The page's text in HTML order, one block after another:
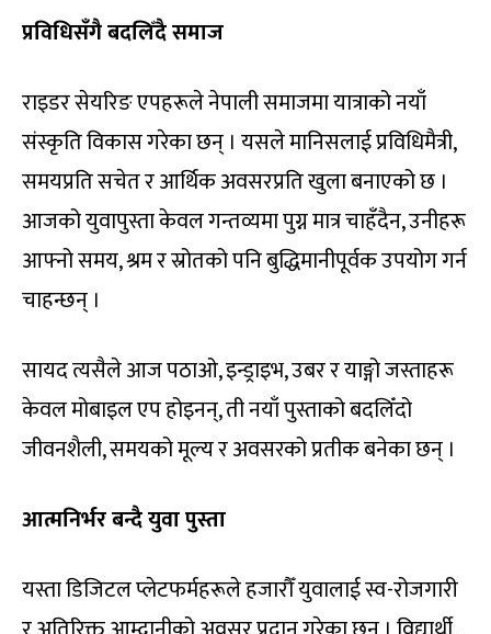
प्रविधिसँगै बदलिँदै समाज
राइडर सेयरिङ एपहरूले नेपाली समाजमा यात्राको नयाँ
संस्कृति विकास गरेका छन् । यसले मानिसलाई प्रविधिमैत्री,
समयप्रति सचेत र आर्थिक अवसरप्रति खुला बनाएको छ ।
आजको युवापुस्ता केवल गन्तव्यमा पुग्न मात्र चाहँदैन, उनीहरू
आफ्नो समय, श्रम र स्रोतको पनि बुद्धिमानीपूर्वक उपयोग गर्न
चाहन्छन् ।
सायद त्यसैले आज पठाओ, इन्ड्राइभ, उबर र याङ्गो जस्ताहरू
केवल मोबाइल एप होइनन्, ती नयाँ पुस्ताको बदलिँदो
जीवनशैली, समयको मूल्य र अवसरको प्रतीक बनेका छन् ।
आत्मनिर्भर बन्दै युवा पुस्ता
यस्ता डिजिटल प्लेटफर्महरूले हजारौँ युवालाई स्व-रोजगारी